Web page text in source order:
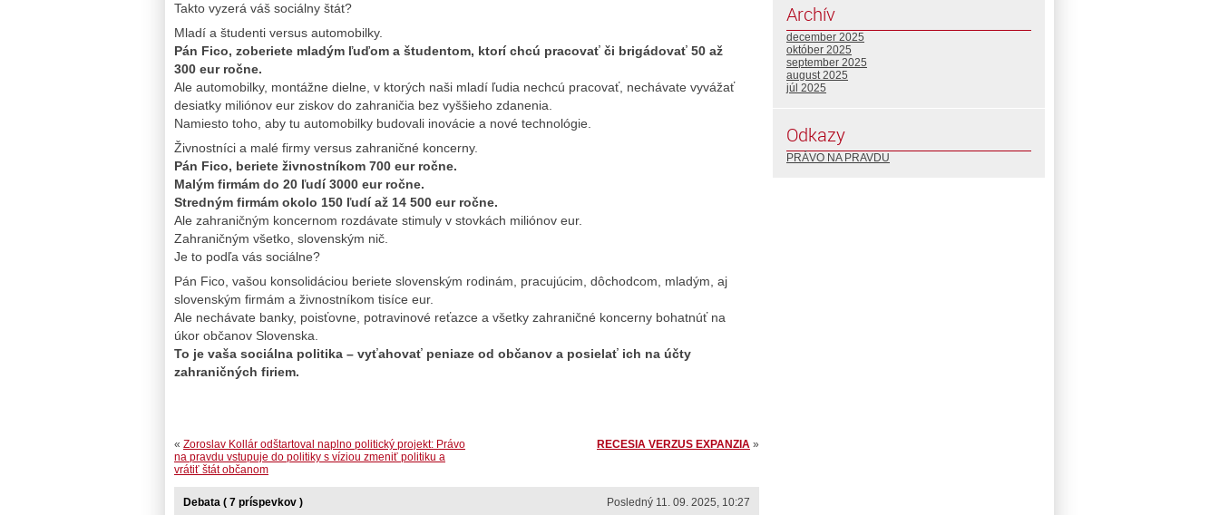
Takto vyzerá váš sociálny štát?
Mladí a študenti versus automobilky.
Pán Fico, zoberiete mladým ľuďom a študentom, ktorí chcú pracovať či brigádovať 50 až
300 eur ročne.
Ale automobilky, montážne dielne, v ktorých naši mladí ľudia nechcú pracovať, nechávate vyvážať
desiatky miliónov eur ziskov do zahraničia bez vyššieho zdanenia.
Namiesto toho, aby tu automobilky budovali inovácie a nové technológie.
Živnostníci a malé firmy versus zahraničné koncerny.
Pán Fico, beriete živnostníkom 700 eur ročne.
Malým firmám do 20 ľudí 3000 eur ročne.
Stredným firmám okolo 150 ľudí až 14 500 eur ročne.
Ale zahraničným koncernom rozdávate stimuly v stovkách miliónov eur.
Zahraničným všetko, slovenským nič.
Je to podľa vás sociálne?
Pán Fico, vašou konsolidáciou beriete slovenským rodinám, pracujúcim, dôchodcom, mladým, aj
slovenským firmám a živnostníkom tisíce eur.
Ale nechávate banky, poisťovne, potravinové reťazce a všetky zahraničné koncerny bohatnúť na
úkor občanov Slovenska.
To je vaša sociálna politika – vyťahovať peniaze od občanov a posielať ich na účty
zahraničných firiem.
RECESIA VERZUS EXPANZIA »
« Zoroslav Kollár odštartoval naplno politický projekt: Právo
na pravdu vstupuje do politiky s víziou zmeniť politiku a
vrátiť štát občanom
Posledný 11. 09. 2025, 10:27
Debata ( 7 príspevkov )
Archív
december 2025
október 2025
september 2025
august 2025
júl 2025
Odkazy
PRÁVO NA PRAVDU